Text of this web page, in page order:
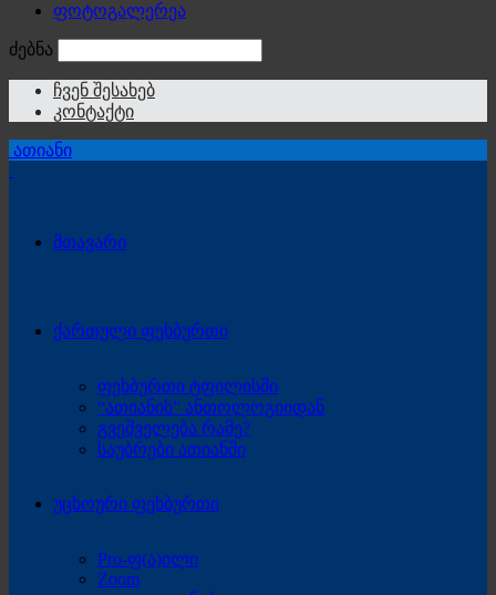
ფოტოგალერეა
ძებნა
ჩვენ შესახებ
კონტაქტი
ათიანი
მთავარი
ქართული ფეხბურთი
ფეხბურთი ტფილისში
“ათიანის” ანთოლოგიიდან
გვეშველება რამე?
საუბრები ათიანში
უცხოური ფეხბურთი
Pro-ფ(ა)ილი
Zoom